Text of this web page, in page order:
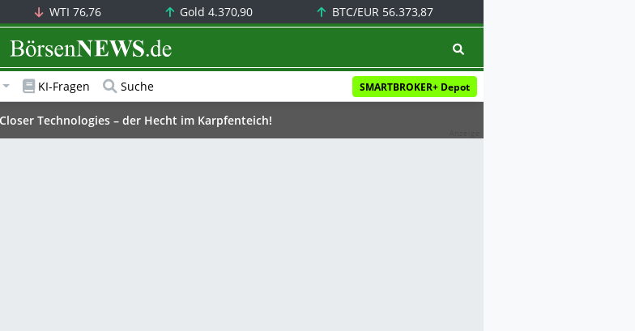
WTI 76,76 Gold4.370,90 BTC/EUR 56.373,87
BörsenNEWS.de
KI-Fragen Suche SMARTBROKER+ Depot
Technologies – der Hecht im Karpfenteich!